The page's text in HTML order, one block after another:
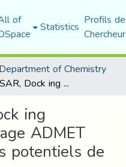
of Statistics Profils
Department of Chemistry
Etude 3DQSAR, Dock ing moléculaire et criblage ADMET pour des inhibiteurs potentiels de la Cathepsine B
ing
ADMET
potentiels de